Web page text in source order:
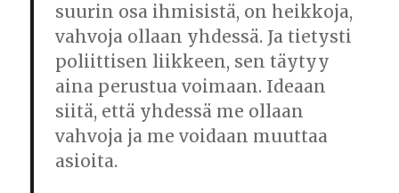
suurin osa ihmisistä, on heikkoja,
vahvoja ollaan yhdessä. Ja tietysti
poliittisen liikkeen, sen täytyy
aina perustua voimaan. Ideaan
siitä, että yhdessä me ollaan
vahvoja ja me voidaan muuttaa
asioita.